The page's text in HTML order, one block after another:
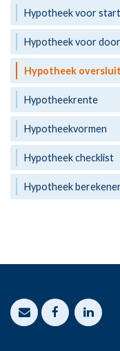
Hypotheek voor
Hypotheek voor
Hypotheek
Hypotheekrente
Hypotheekvormen
Hypotheek checklist
Hypotheek